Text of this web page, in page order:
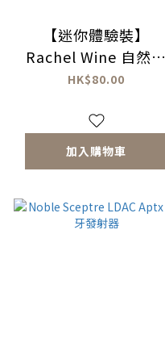
【迷你體驗裝】
Rachel Wine 自然氣
色礦物胭脂粉（不附送
HK$80.00
加入購物車